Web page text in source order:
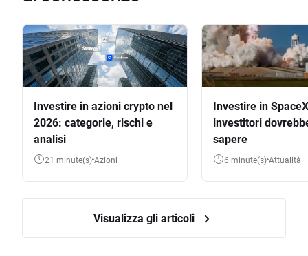
Investire in azioni crypto nel
2026: categorie, rischi e
analisi
21 minute(s) Azioni
Investire in
investitori
sapere
6 minute(s) Attualità
Visualizza gli articoli